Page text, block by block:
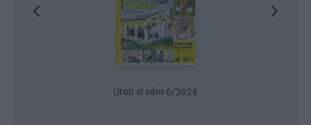
Urob si sám 6/2026